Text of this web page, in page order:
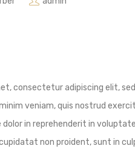
consectetur adipiscing elit,
veniam, quis nostrud
dolor in reprehenderit in
non proident, sunt in